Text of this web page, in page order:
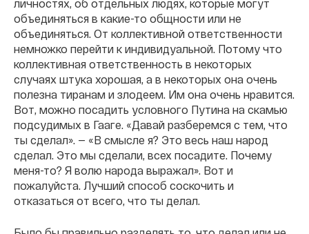
личностях, об отдельных людях, которые могут
объединяться в какие-то общности или не
объединяться. От коллективной ответственности
немножко перейти к индивидуальной. Потому что
коллективная ответственность в некоторых
случаях штука хорошая, а в некоторых она очень
полезна тиранам и злодеем. Им она очень нравится.
Вот, можно посадить условного Путина на скамью
подсудимых в Гааге. «Давай разберемся с тем, что
ты сделал». — «В смысле я? Это весь наш народ
сделал. Это мы сделали, всех посадите. Почему
меня-то? Я волю народа выражал». Вот и
пожалуйста. Лучший способ соскочить и
отказаться от всего, что ты делал.